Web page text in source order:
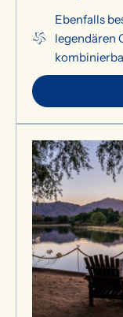
Ebenfalls
legendären